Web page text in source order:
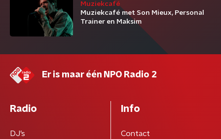
Muziekcafé
Muziekcafé met Son Mieux, Personal
Trainer en Maksim
Er is maar één NPO Radio 2
Radio
DJ’s
Info
Contact